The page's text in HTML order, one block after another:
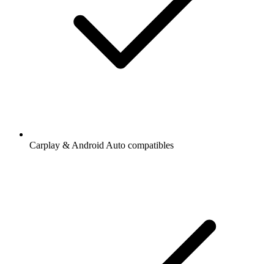
Carplay & Android Auto compatibles